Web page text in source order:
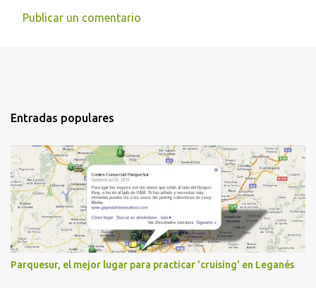
Publicar un comentario
Entradas populares
Parquesur, el mejor lugar para practicar 'cruising' en Leganés